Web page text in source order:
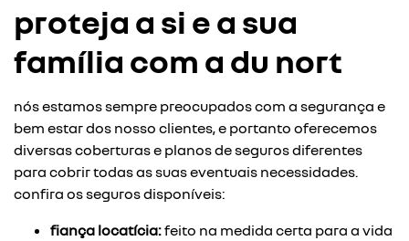
proteja a si e a sua
família com a du nort
nós estamos sempre preocupados com a segurança e
bem estar dos nosso clientes, e portanto oferecemos
diversas coberturas e planos de seguros diferentes
para cobrir todas as suas eventuais necessidades.
confira os seguros disponíveis:
fiança locatícia:feito na medida certa para a vida